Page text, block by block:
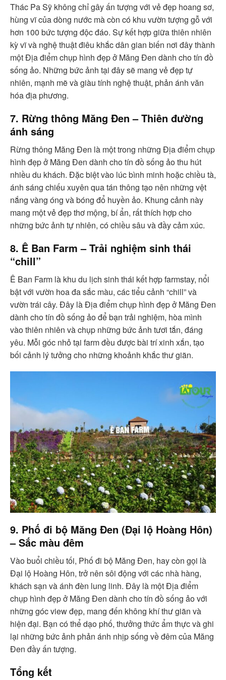
Thác Pa Sỹ không chỉ gây ấn tượng với vẻ đẹp hoang sơ,
hùng vĩ của dòng nước mà còn có khu vườn tượng gỗ với
hơn 100 bức tượng độc đáo. Sự kết hợp giữa thiên nhiên
kỳ vĩ và nghệ thuật điêu khắc dân gian biến nơi đây thành
một Địa điểm chụp hình đẹp ở Măng Đen dành cho tín đồ
sống ảo. Những bức ảnh tại đây sẽ mang vẻ đẹp tự
nhiên, mạnh mẽ và giàu tính nghệ thuật, phản ánh văn
hóa địa phương.
7. Rừng thông Măng Đen – Thiên đường
ánh sáng
Rừng thông Măng Đen là một trong những Địa điểm chụp
hình đẹp ở Măng Đen dành cho tín đồ sống ảo thu hút
nhiều du khách. Đặc biệt vào lúc bình minh hoặc chiều tà,
ánh sáng chiếu xuyên qua tán thông tạo nên những vệt
nắng vàng óng và bóng đổ huyền ảo. Khung cảnh này
mang một vẻ đẹp thơ mộng, bí ẩn, rất thích hợp cho
những bức ảnh tự nhiên, có chiều sâu và đầy cảm xúc.
8. Ê Ban Farm – Trải nghiệm sinh thái
“chill”
Ê Ban Farm là khu du lịch sinh thái kết hợp farmstay, nổi
bật với vườn hoa đa sắc màu, các tiểu cảnh “chill” và
vườn trái cây. Đây là Địa điểm chụp hình đẹp ở Măng Đen
dành cho tín đồ sống ảo để bạn trải nghiệm, hòa mình
vào thiên nhiên và chụp những bức ảnh tươi tắn, đáng
yêu. Mỗi góc nhỏ tại farm đều được bài trí xinh xắn, tạo
bối cảnh lý tưởng cho những khoảnh khắc thư giãn.
9. Phố đi bộ Măng Đen (Đại lộ Hoàng Hôn)
– Sắc màu đêm
Vào buổi chiều tối, Phố đi bộ Măng Đen, hay còn gọi là
Đại lộ Hoàng Hôn, trở nên sôi động với các nhà hàng,
khách sạn và ánh đèn lung linh. Đây là một Địa điểm
chụp hình đẹp ở Măng Đen dành cho tín đồ sống ảo với
những góc view đẹp, mang đến không khí thư giãn và
hiện đại. Bạn có thể dạo phố, thưởng thức ẩm thực và ghi
lại những bức ảnh phản ánh nhịp sống về đêm của Măng
Đen đầy ấn tượng.
Tổng kết